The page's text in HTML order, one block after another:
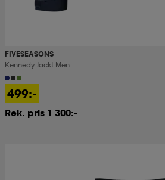
FIVESEASONS
Kennedy Jackt Men
499:-
Rek. pris 1 300:-